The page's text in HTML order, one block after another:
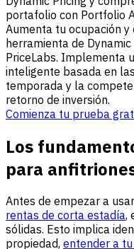
portafolio con Portfolio
Aumenta tu ocupación
herramienta de
PriceLabs. Implementa
inteligente basada en
temporada y la
retorno de inversión.
Comienza tu prueba
Los
para
Antes de empezar a
rentas de corta estadía,
sólidas. Esto implica
propiedad, entender a